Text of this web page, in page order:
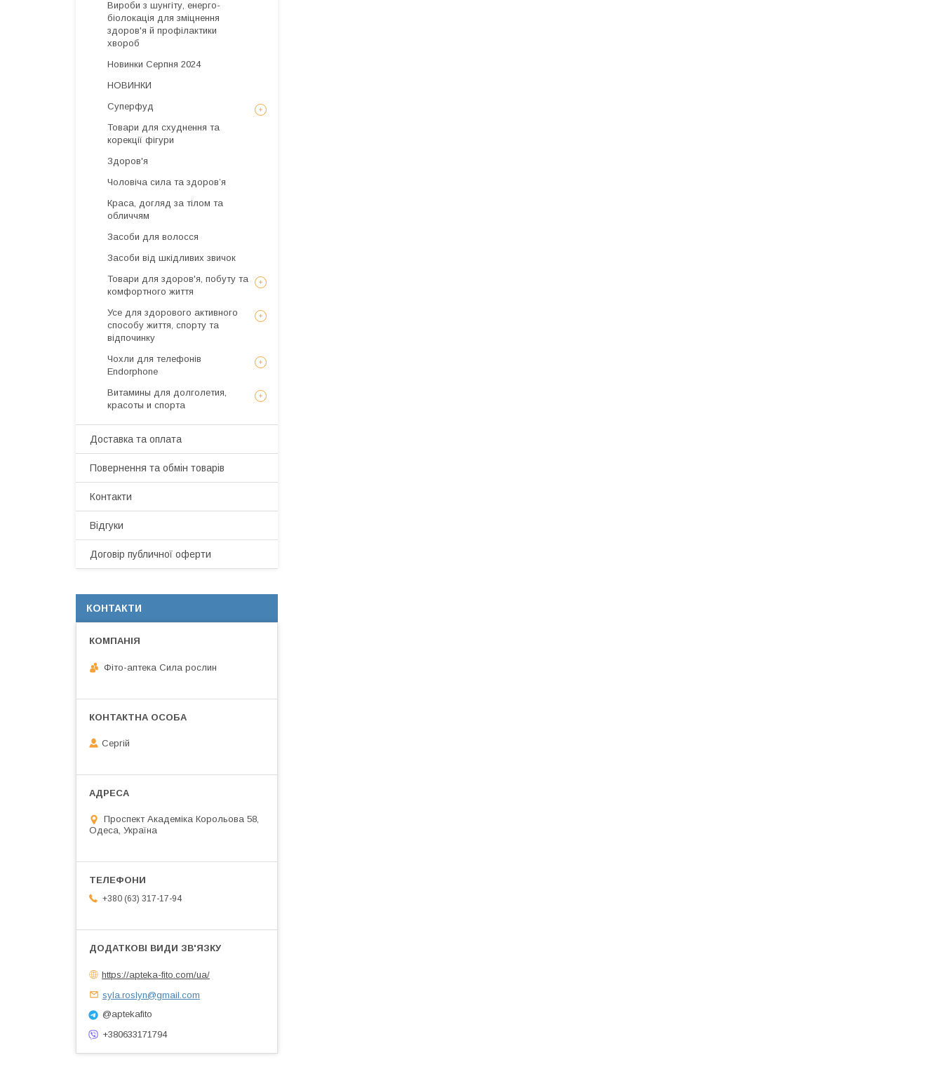
Вироби з шунгіту, енерго-
біолокація для зміцнення
здоров'я й профілактики
хвороб
Новинки Серпня 2024
НОВИНКИ
Суперфуд
Товари для схуднення та
корекції фігури
Здоров'я
Чоловіча сила та здоров’я
Краса, догляд за тілом та
обличчям
Засоби для волосся
Засоби від шкідливих звичок
Товари для здоров'я, побуту та
комфортного життя
Усе для здорового активного
способу життя, спорту та
відпочинку
Чохли для телефонів
Endorphone
Витамины для долголетия,
красоты и спорта
Доставка та оплата
Повернення та обмін товарів
Контакти
Відгуки
Договір публичної оферти
КОНТАКТИ
Фіто-аптека Сила рослин
Сергій
Проспект Академіка Корольова 58,
Одеса, Україна
+380 (63) 317-17-94
https://apteka-fito.com/ua/
syla.roslyn@gmail.com
@aptekafito
+380633171794